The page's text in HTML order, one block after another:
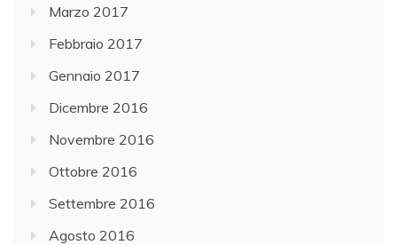
Marzo 2017
Febbraio 2017
Gennaio 2017
Dicembre 2016
Novembre 2016
Ottobre 2016
Settembre 2016
Agosto 2016